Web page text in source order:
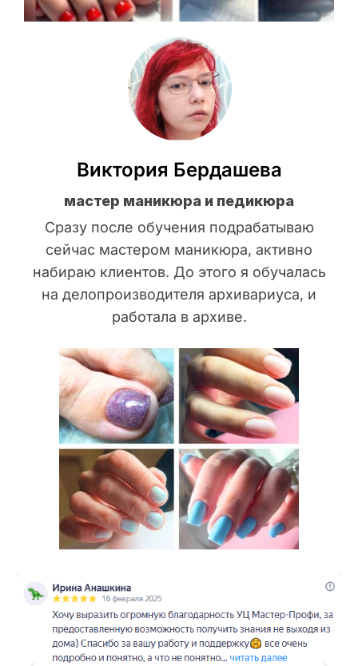
Виктория Бердашева
мастер маникюра и педикюра
Сразу после обучения подрабатываю
сейчас мастером маникюра, активно
набираю клиентов. До этого я обучалась
на делопроизводителя архивариуса, и
работала в архиве.